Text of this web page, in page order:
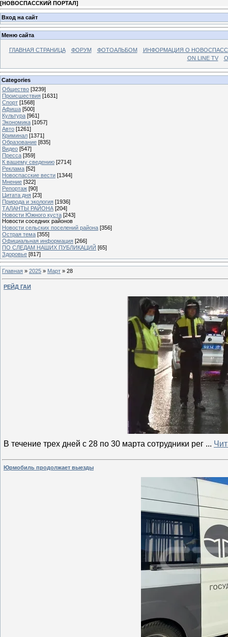
[НОВОСПАССКИЙ ПОРТАЛ]
Вход на сайт
Меню сайта
ГЛАВНАЯ СТРАНИЦА ФОРУМ ФОТОАЛЬБОМ
ИНФОРМАЦИЯ О
ON LINE TV
Categories
Общество [3239]
Происшествия [1631]
Спорт [1568]
Афиша [500]
Культура [961]
Экономика [1057]
Авто [1261]
Криминал [1371]
Образование [835]
Видео [547]
Пресса [359]
К вашему сведению [2714]
Реклама [52]
Новоспасские вести [1344]
Мнение [322]
Репортаж [90]
Цитата дня [23]
Природа и экология [1936]
ТАЛАНТЫ РАЙОНА [204]
Новости Южного куста [243]
Новости соседних районов
Новости сельских поселений района [356]
Острая тема [355]
Официальная информация [266]
ПО СЛЕДАМ НАШИХ ПУБЛИКАЦИЙ [65]
Здоровье [817]
Главная » 2025 » Март » 28
РЕЙД ГАИ
В течение трех дней с 28 по 30 марта сотрудники рег ...
Юрмобиль продолжает выезды